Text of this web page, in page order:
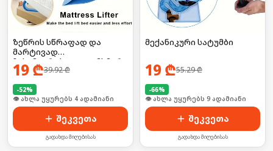
ზეწრის სწრაფად და
მარტივად
ჩასამაგრებელი დამხმარე
19 ₾39.92₾
-52%
🛒 ბოლო 24სთ-ში იყიდა 6-მა
შეკვეთა
გადახდა მიღებისას
მექანიკური სატუმბი
19 ₾55.29₾
-66%
🛒 ბოლო 24სთ-ში იყიდა 10-მა
შეკვეთა
გადახდა მიღებისას